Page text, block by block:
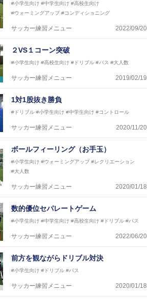
サルB級コーチライセンス
哲久
指導歴】
ペスカドーラ町田 監督、FC VIGORE 監督
格】
サッカー協会公認B級ライセンス・日本サッカー
公認フットサルB級ライセンス
#小学生向け #中学生向け #高校生向け
#ウォーミングアップ #コンディショニング
サッカー練習メニュー 2022/09/20
２VS１コーン突破
#小学生向け #高校生向け #ドリブル #パス #大人数
サッカー練習メニュー 2019/02/19
1対1股抜き勝負
#ドリブル #小学生向け #中学生向け #コントロール
サッカー練習メニュー 2020/11/20
ボールフィーリング（お手玉）
#小学生向け #ウォーミングアップ #レクリエーション
#大人数
サッカー練習メニュー 2020/01/18
数的優位セパレートゲーム
#小学生向け #中学生向け #高校生向け #ドリブル #パス
サッカー練習メニュー 2022/06/20
前方を観ながらドリブル対決
#小学生向け #ドリブル #パス
サッカー練習メニュー 2020/01/18